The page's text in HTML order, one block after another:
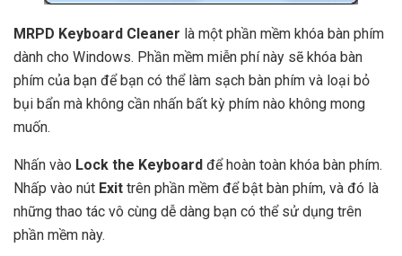
MRPD Keyboard Cleaner là một phần mềm khóa bàn phím
dành cho Windows. Phần mềm miễn phí này sẽ khóa bàn
phím của bạn để bạn có thể làm sạch bàn phím và loại bỏ
bụi bẩn mà không cần nhấn bất kỳ phím nào không mong
muốn.
Nhấn vào Lock the Keyboard để hoàn toàn khóa bàn phím.
Nhấp vào nút Exit trên phần mềm để bật bàn phím, và đó là
những thao tác vô cùng dễ dàng bạn có thể sử dụng trên
phần mềm này.